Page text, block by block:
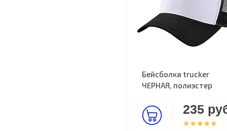
Бейсболка trucker
ЧЕРНАЯ, полиэстер
235